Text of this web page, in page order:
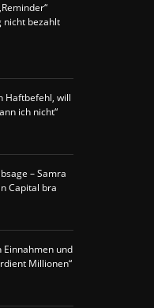
nicht bezahlt
Haftbefehl, will
ich nicht“
– Samra
Capital bra
und
Millionen“